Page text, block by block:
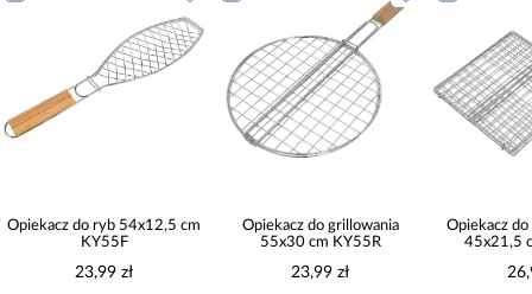
Opiekacz do ryb 54x12,5 cm
KY55F
23,99 zł
Opiekacz do grillowania
55x30 cm KY55R
23,99 zł
Opiekacz
45x21,5